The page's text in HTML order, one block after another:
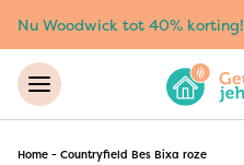
Nu Woodwick tot 40% korting!
Home - Countryfield Bes Bixa roze